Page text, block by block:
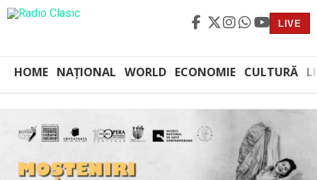
LIVE
HOME NAȚIONAL WORLD ECONOMIE CULTURĂ